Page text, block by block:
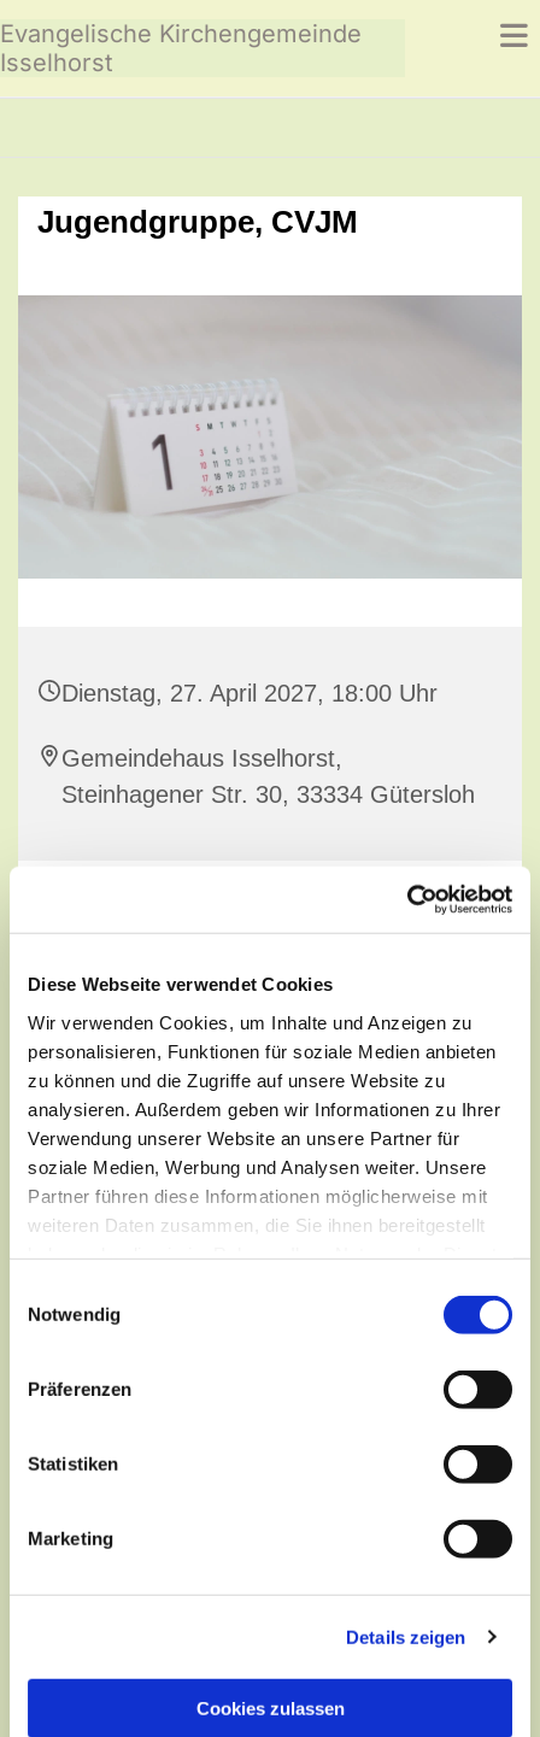
Diese Webseite verwendet Cookies
Wir verwenden Cookies, um Inhalte und Anzeigen zu
personalisieren, Funktionen für soziale Medien anbieten
zu können und die Zugriffe auf unsere Website zu
analysieren. Außerdem geben wir Informationen zu Ihrer
Verwendung unserer Website an unsere Partner für
soziale Medien, Werbung und Analysen weiter. Unsere
Partner führen diese Informationen möglicherweise mit
weiteren Daten zusammen, die Sie ihnen bereitgestellt
Notwendig
Präferenzen
Statistiken
Marketing
Details zeigen
Cookies zulassen
Evangelische Kirchengemeinde
Isselhorst
Jugendgruppe, CVJM
Dienstag, 27. April 2027, 18:00 Uhr
Gemeindehaus Isselhorst,
Steinhagener Str. 30, 33334 Gütersloh
Dies könnte Sie auch